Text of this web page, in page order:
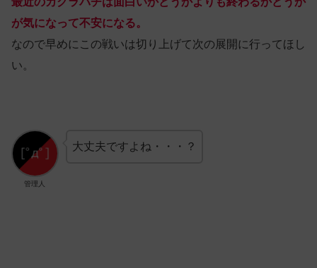
が気になって不安になる。
なので早めにこの戦いは切り上げて次の展開に行ってほし
い。
管理人
大丈夫ですよね・・・？